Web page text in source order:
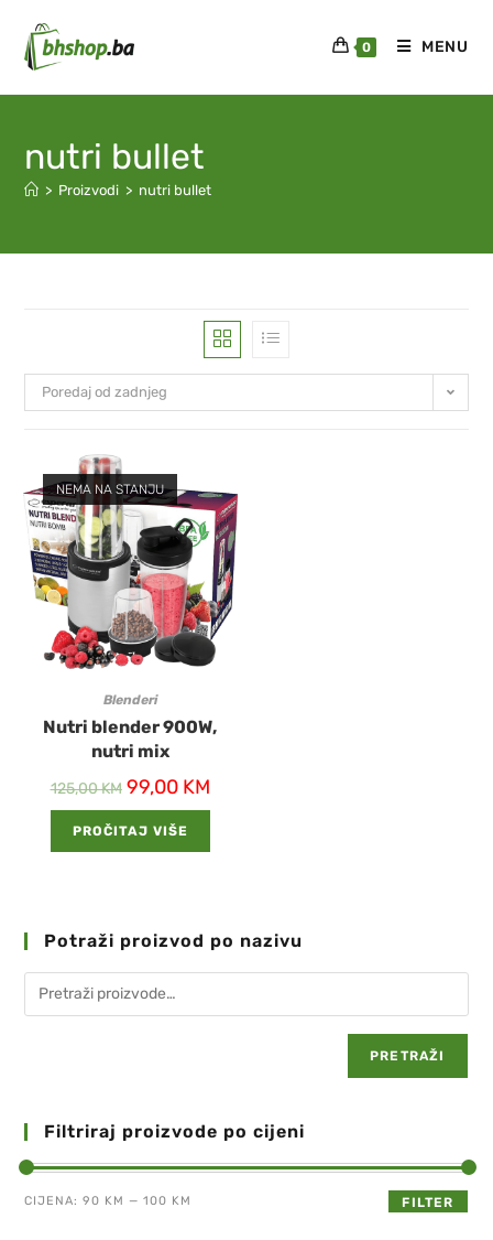
0 MENU
nutri bullet
> Proizvodi > nutri bullet
Poredaj od zadnjeg
NEMA NA STANJU
Blenderi
Nutri blender 900W,
nutri mix
125,00KM 99,00 KM
PROČITAJ VIŠE
Potraži proizvod po nazivu
PRETRAŽI
Filtriraj proizvode po cijeni
FILTER
CIJENA:90 KM —100 KM